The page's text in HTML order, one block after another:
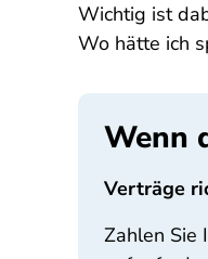
Wichtig ist
Wo hätte ich
Wenn
Verträge
Zahlen Sie